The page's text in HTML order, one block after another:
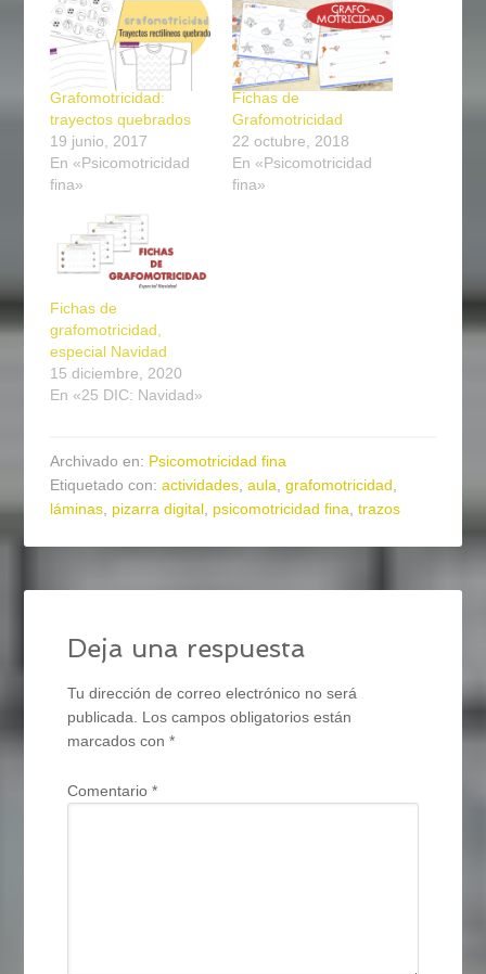
Grafomotricidad:
trayectos quebrados
19 junio, 2017
En «Psicomotricidad
fina»
Fichas de
Grafomotricidad
22 octubre, 2018
En «Psicomotricidad
fina»
Fichas de
grafomotricidad,
especial Navidad
15 diciembre, 2020
En «25 DIC: Navidad»
Archivado en: Psicomotricidad fina
Etiquetado con:actividades,aula,grafomotricidad,
láminas, pizarra digital, psicomotricidad fina,trazos
Deja una respuesta
Tu dirección de correo electrónico no será
publicada. Los campos obligatorios están
marcados con*
Comentario*